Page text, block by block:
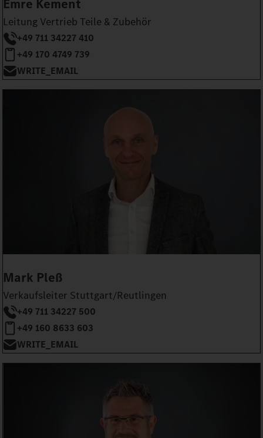
Emre Kement
Leitung Vertrieb Teile & Zubehör
+49 711 34227 410
+49 170 4749 739
WRITE_EMAIL
Mark Pleß
Verkaufsleiter Stuttgart/Reutlingen
+49 711 34227 500
+49 160 8633 603
WRITE_EMAIL